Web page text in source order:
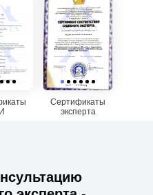
Сертификаты
эксперта